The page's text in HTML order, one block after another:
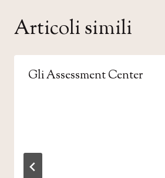
Articoli simili
Gli Assessment Center